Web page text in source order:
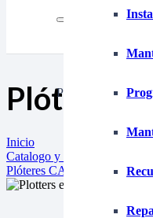
Product has been
Plóteres
Inicio
Catalogo y ofertas
Plóteres CAD para